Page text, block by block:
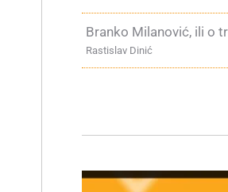
Branko Milanović, ili o
Rastislav Dinić